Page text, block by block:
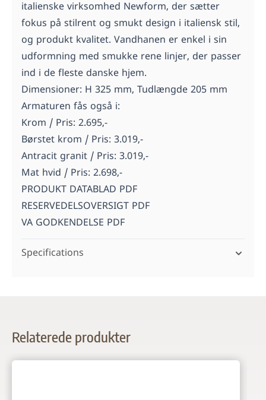
italienske virksomhed Newform, der sætter
fokus på stilrent og smukt design i italiensk stil,
og produkt kvalitet. Vandhanen er enkel i sin
udformning med smukke rene linjer, der passer
ind i de fleste danske hjem.
Dimensioner: H 325 mm, Tudlængde 205 mm
Armaturen fås også i:
Krom / Pris: 2.695,-
Børstet krom / Pris: 3.019,-
Antracit granit / Pris: 3.019,-
Mat hvid / Pris: 2.698,-
PRODUKT DATABLAD PDF
RESERVEDELSOVERSIGT PDF
VA GODKENDELSE PDF
Specifications
Relaterede produkter